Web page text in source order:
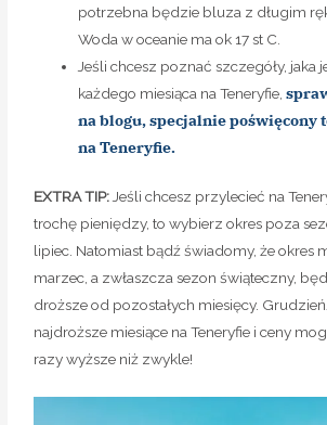
potrzebna będzie bluza z długim
Woda w oceanie ma ok 17 st C.
Jeśli chcesz poznać szczegóły, jaka
każdego miesiąca na Teneryfie,
na blogu, specjalnie poświęcony
na Teneryfie.
EXTRA TIP: Jeśli chcesz przylecieć na
trochę pieniędzy, to wybierz okres poza
lipiec. Natomiast bądź świadomy, że okres
marzec, a zwłaszcza sezon świąteczny,
droższe od pozostałych miesięcy.
najdroższe miesiące na Teneryfie i ceny
razy wyższe niż zwykle!